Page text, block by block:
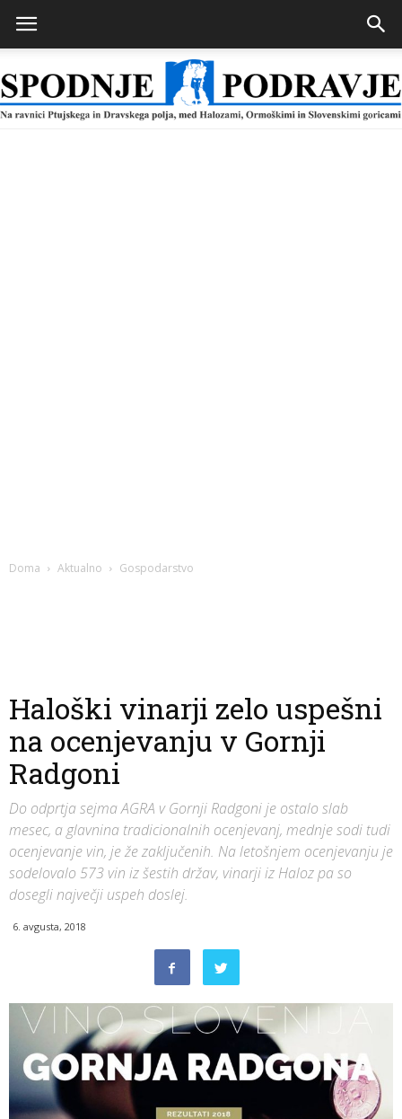
Doma Aktualno Gospodarstvo
Haloški vinarji zelo uspešni
na ocenjevanju v Gornji
Radgoni
Do odprtja sejma AGRA v Gornji Radgoni je ostalo slab
mesec, a glavnina tradicionalnih ocenjevanj, mednje sodi tudi
ocenjevanje vin, je že zaključenih. Na letošnjem ocenjevanju je
sodelovalo 573 vin iz šestih držav, vinarji iz Haloz pa so
dosegli največji uspeh doslej.
6. avgusta, 2018